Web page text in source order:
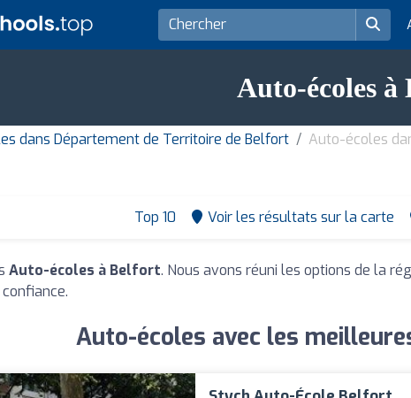
Auto-écoles
dans Département de Territoire de Belfort Auto-écoles
Top 10 Voir les résultats sur la carte
Auto-écoles à Belfort. Nous avons réuni les options de la
Auto-écoles avec les